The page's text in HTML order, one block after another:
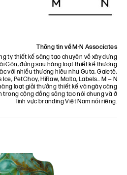
Thông tin về M-N Associates
ty thiết kế sáng tạo chuyên về xây dựng
Gòn, đứng sau hàng loạt thiết kế thương
với nhiều thương hiệu như Guta, Gaieté,
Ice, PetChoy, HiRaw, Malto, Labels… M — N
loạt giải thưởng thiết kế và ngày càng
trong cộng đồng sáng tạo nói chung và ở
lĩnh vực branding Việt Nam nói riêng.